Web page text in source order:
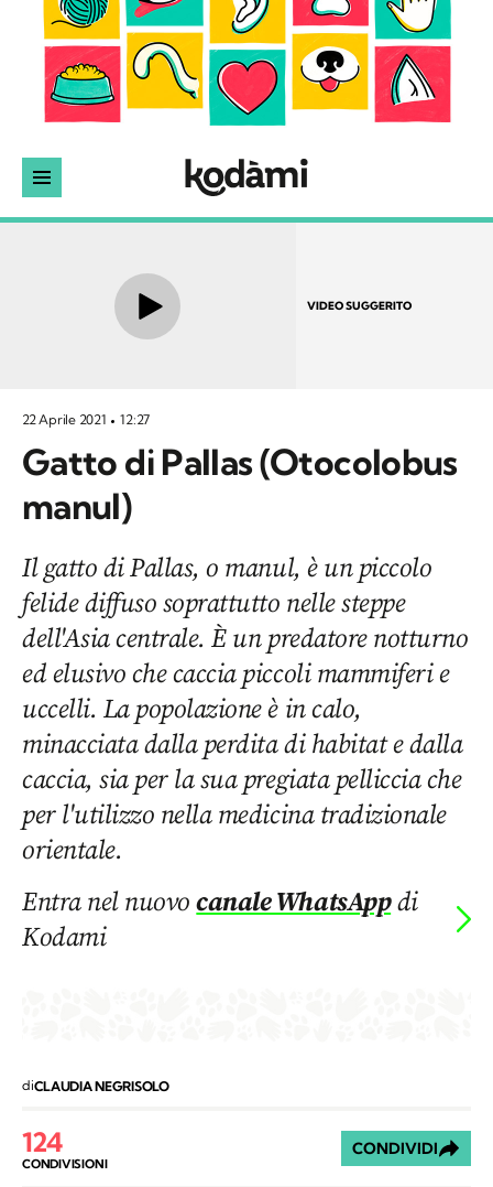
VIDEO SUGGERITO
22 Aprile 2021 12:27
Gatto di Pallas (Otocolobus
manul)
Il gatto di Pallas, o manul, è un piccolo
felide diffuso soprattutto nelle steppe
dell'Asia centrale. È un predatore notturno
ed elusivo che caccia piccoli mammiferi e
uccelli. La popolazione è in calo,
minacciata dalla perdita di habitat e dalla
caccia, sia per la sua pregiata pelliccia che
per l'utilizzo nella medicina tradizionale
orientale.
Entra nel nuovocanale WhatsAppdi
Kodami
diCLAUDIA NEGRISOLO
124
CONDIVISIONI
CONDIVIDI